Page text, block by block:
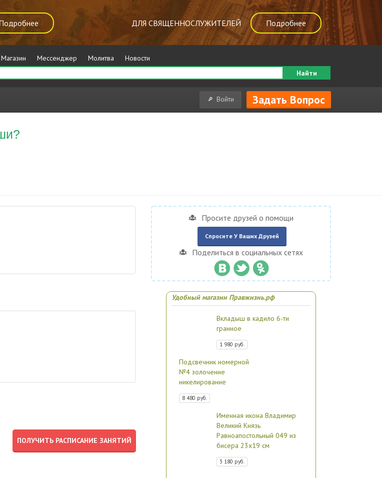
ДЛЯ СВЯЩЕННОСЛУЖИТЕЛЕЙ Подробнее
Магазин Мессенджер Молитва
Новости
Найти
Войти Задать Вопрос
Просите друзей о помощи
Спросите У Ваших Друзей
Поделиться в социальных сетях
Удобный магазин Правжизнь.рф
Вкладыш в кадило 6-ти
гранное
1 980 руб.
Подсвечник номерной
№4 золочение
никелирование
8 480 руб.
Именная икона Владимир
Великий Князь
Равноапостольный 049 из
бисера 23х19 см
3 180 руб.